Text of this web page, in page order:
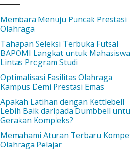
Membara Menuju Puncak Prestasi
Olahraga
Tahapan Seleksi Terbuka Futsal
BAPOMI Langkat untuk Mahasiswa
Lintas Program Studi
Optimalisasi Fasilitas Olahraga
Kampus Demi Prestasi Emas
Apakah Latihan dengan Kettlebell
Lebih Baik daripada Dumbbell
Gerakan Kompleks?
Memahami Aturan Terbaru
Olahraga Pelajar